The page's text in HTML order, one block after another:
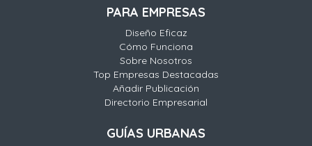
PARA EMPRESAS
Diseño Eficaz
Cómo Funciona
Sobre Nosotros
Top Empresas Destacadas
Añadir Publicación
Directorio Empresarial
GUÍAS URBANAS